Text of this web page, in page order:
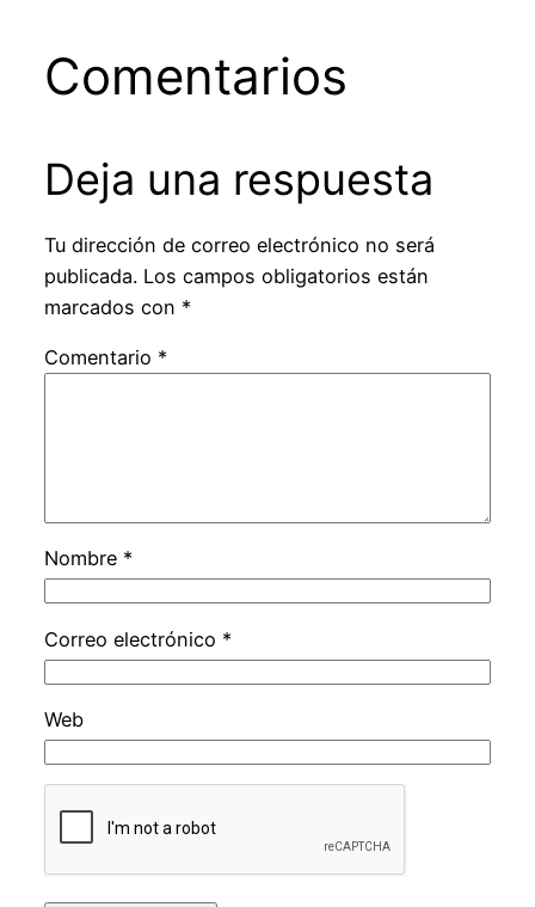
Comentarios
Deja una respuesta
Tu dirección de correo electrónico no será
publicada. Los campos obligatorios están
marcados con *
Comentario *
Nombre *
Correo electrónico *
Web